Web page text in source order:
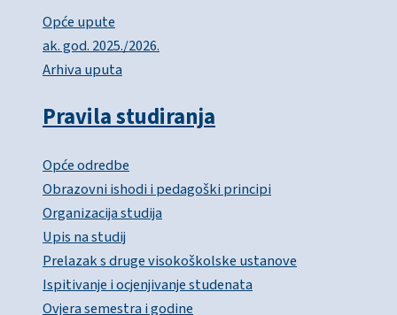
Opće upute
ak. god. 2025./2026.
Arhiva uputa
Pravila studiranja
Opće odredbe
Obrazovni ishodi i pedagoški principi
Organizacija studija
Upis na studij
Prelazak s druge visokoškolske ustanove
Ispitivanje i ocjenjivanje studenata
Ovjera semestra i godine